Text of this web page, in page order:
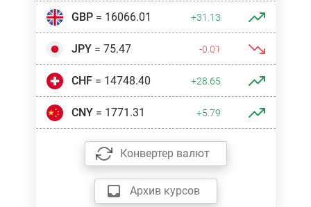
GBP= 16066.01 +31.13
JPY= 75.47 -0.01
CHF= 14748.40 +28.65
CNY= 1771.31 +5.79
Конвертер валют
Архив курсов